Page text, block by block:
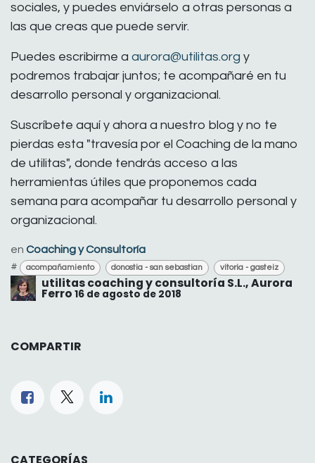
sociales, y puedes enviárselo a otras personas a
las que creas que puede servir.
Puedes escribirme a aurora@utilitas.org y
podremos trabajar juntos; te acompañaré en tu
desarrollo personal y organizacional.
Suscríbete aquí y ahora a nuestro blog y no te
pierdas esta "travesía por el Coaching de la mano
de utilitas", donde tendrás acceso a las
herramientas útiles que proponemos cada
semana para acompañar tu desarrollo personal y
organizacional.
en Coaching y Consultoría
#
acompañamiento donostia - san sebastian vitoria - gasteiz
utilitas coaching y consultoría S.L., Aurora
Ferro 16 de agosto de 2018
COMPARTIR